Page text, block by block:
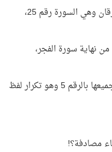
ورد لفظ (حِجْر) للمرّة الرابعة في سورة الفرقان وهي السورة رقم 25،
للمرّة الخامسة قبل 25 آية من نهاية سورة الفجر،
تأمّل كيف ارتبط لفظ (حِجْر) في المواضع جميعها بالرقم 5 وهو تكرار لفظ
مصادفة؟!